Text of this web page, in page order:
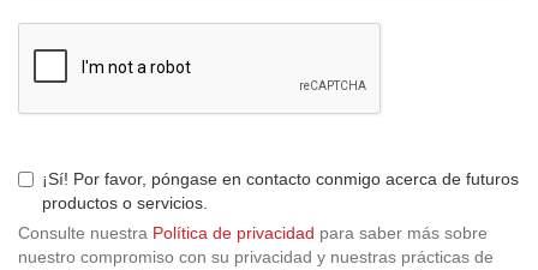
¡Sí! Por favor, póngase en contacto conmigo acerca de futuros
productos o servicios.
Consulte nuestra Política de privacidad para saber más sobre
nuestro compromiso con su privacidad y nuestras prácticas de